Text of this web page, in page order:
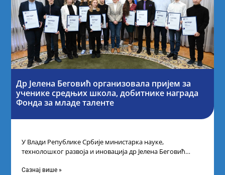
Др Јелена Беговић организовала пријем за
ученике средњих школа, добитнике награда
Фонда за младе таленте
У Влади Републике Србије министарка науке,
технолошког развоја и иновација др Јелена Беговић
Сазнај више »